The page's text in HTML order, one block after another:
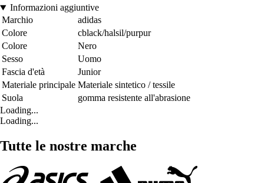
Informazioni aggiuntive
Marchio
adidas
Colore
cblack/halsil/purpur
Colore
Nero
Sesso
Uomo
Fascia d'età
Junior
Materiale principale Materiale sintetico / tessile
Suola
gomma resistente all'abrasione
Loading...
Loading...
Tutte le nostre marche